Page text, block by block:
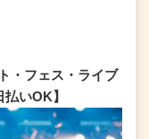
・フェス・ライブ
いOK】